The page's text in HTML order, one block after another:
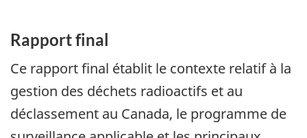
Rapport final
Ce rapport final établit le contexte relatif à la
gestion des déchets radioactifs et au
déclassement au Canada, le programme de